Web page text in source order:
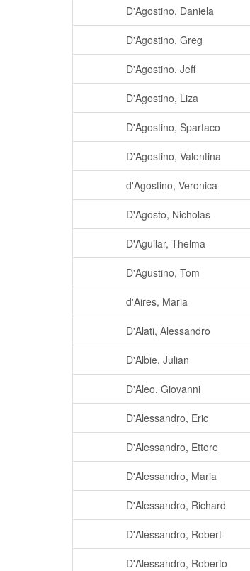
D'Agostino, Daniela
D'Agostino, Greg
D'Agostino, Jeff
D'Agostino, Liza
D'Agostino, Spartaco
D'Agostino, Valentina
d'Agostino, Veronica
D'Agosto, Nicholas
D'Aguilar, Thelma
D'Agustino, Tom
d'Aires, Maria
D'Alati, Alessandro
D'Albie, Julian
D'Aleo, Giovanni
D'Alessandro, Eric
D'Alessandro, Ettore
D'Alessandro, Maria
D'Alessandro, Richard
D'Alessandro, Robert
D'Alessandro, Roberto